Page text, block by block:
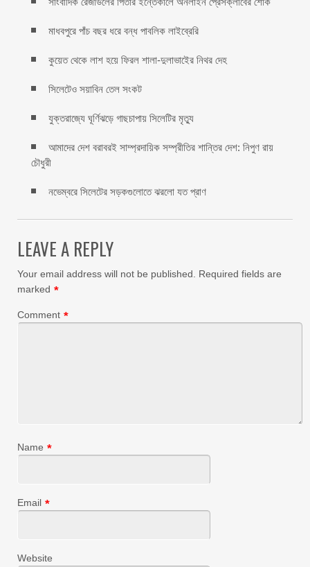
মাধবপুরে পাঁচ বছর ধরে বন্ধ পাবলিক লাইব্রেরি
কুয়েত থেকে লাশ হয়ে ফিরল শালা-দুলাভাইের নিথর দেহ
সিলেটেও সয়াবিন তেল সংকট
যুক্তরাজ্যে ঘূর্ণিঝড়ে গাছচাপায় সিলেটির মৃত্যু
আমাদের দেশ বরাবরই সাম্প্রদায়িক সম্প্রীতির শান্তির দেশ: নিপুণ রায়
চৌধুরী
নভেম্বরে সিলেটের সড়কগুলোতে ঝরলো যত প্রাণ
LEAVE A REPLY
Your email address will not be published.
Required fields are
marked *
Comment *
Name *
Email *
Website